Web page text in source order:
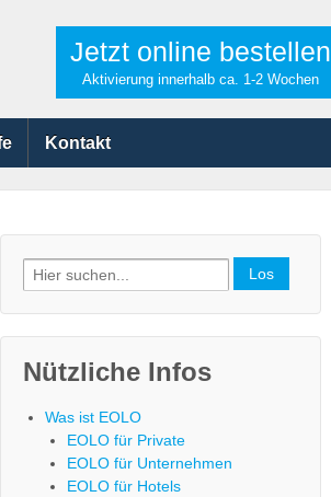
Jetzt online bestellen
Aktivierung innerhalb ca. 1-2 Wochen
Kontakt
Search
for:
Nützliche Infos
Was ist EOLO
EOLO für Private
EOLO für Unternehmen
EOLO für Hotels